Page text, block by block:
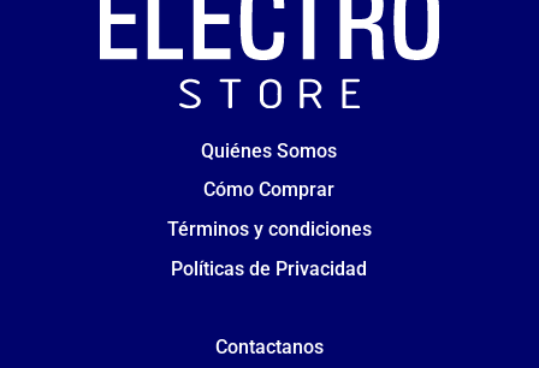
Quiénes Somos
Cómo Comprar
Términos y condiciones
Políticas de Privacidad
Contactanos